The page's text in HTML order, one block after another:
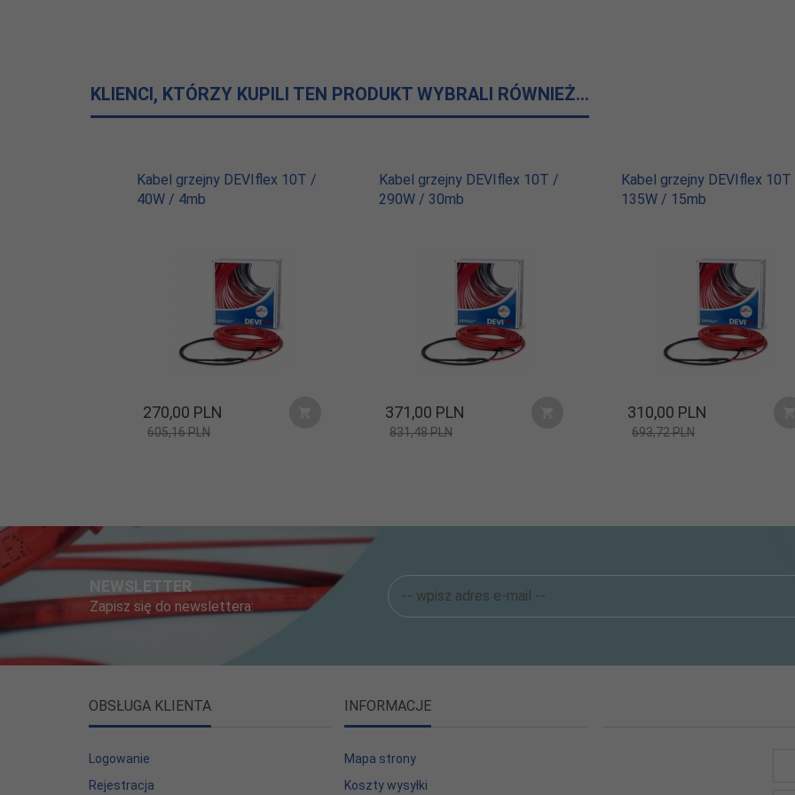
KLIENCI, KTÓRZY KUPILI TEN PRODUKT WYBRALI RÓWNIEŻ...
Kabel grzejny DEVIflex 10T /
40W / 4mb
270,00 PLN
605,16 PLN
Kabel grzejny DEVIflex 10T /
290W / 30mb
371,00 PLN
831,48 PLN
Kabel grzejny DEVIflex
135W / 15mb
310,00 PLN
693,72 PLN
NEWSLETTER
Zapisz się do newslettera:
OBSŁUGA KLIENTA
Logowanie
Rejestracja
INFORMACJE
Mapa strony
Koszty wysyłki